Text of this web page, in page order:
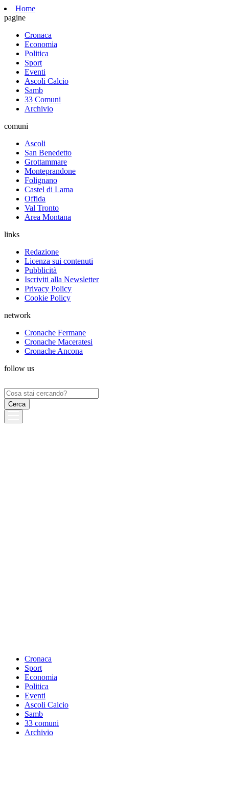
Home
pagine
Cronaca
Economia
Politica
Sport
Eventi
Ascoli Calcio
Samb
33 Comuni
Archivio
comuni
Ascoli
San Benedetto
Grottammare
Monteprandone
Folignano
Castel di Lama
Offida
Val Tronto
Area Montana
links
Redazione
Licenza sui contenuti
Pubblicità
Iscriviti alla Newsletter
Privacy Policy
Cookie Policy
network
Cronache Fermane
Cronache Maceratesi
Cronache Ancona
follow us
Ricerca
per:
Cronaca
Sport
Economia
Politica
Eventi
Ascoli Calcio
Samb
33 comuni
Archivio